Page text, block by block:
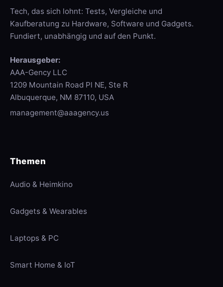
Tech, das sich lohnt: Tests, Vergleiche und
Kaufberatung zu Hardware, Software und Gadgets.
Fundiert, unabhängig und auf den Punkt.
Herausgeber:
AAA-Gency LLC
1209 Mountain Road Pl NE, Ste R
Albuquerque, NM 87110, USA
management@aaagency.us
Themen
Audio & Heimkino
Gadgets & Wearables
Laptops & PC
Smart Home & IoT